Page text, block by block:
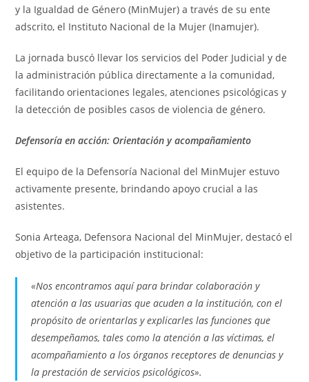
y la Igualdad de Género (MinMujer) a través de su ente
adscrito, el Instituto Nacional de la Mujer (Inamujer).
La jornada buscó llevar los servicios del Poder Judicial y de
la administración pública directamente a la comunidad,
facilitando orientaciones legales, atenciones psicológicas y
la detección de posibles casos de violencia de género.
Defensoría en acción: Orientación y acompañamiento
El equipo de la Defensoría Nacional del MinMujer estuvo
activamente presente, brindando apoyo crucial a las
asistentes.
Sonia Arteaga, Defensora Nacional del MinMujer, destacó el
objetivo de la participación institucional:
«Nos encontramos aquí para brindar colaboración y
atención a las usuarias que acuden a la institución, con el
propósito de orientarlas y explicarles las funciones que
desempeñamos, tales como la atención a las víctimas, el
acompañamiento a los órganos receptores de denuncias y
la prestación de servicios psicológicos».